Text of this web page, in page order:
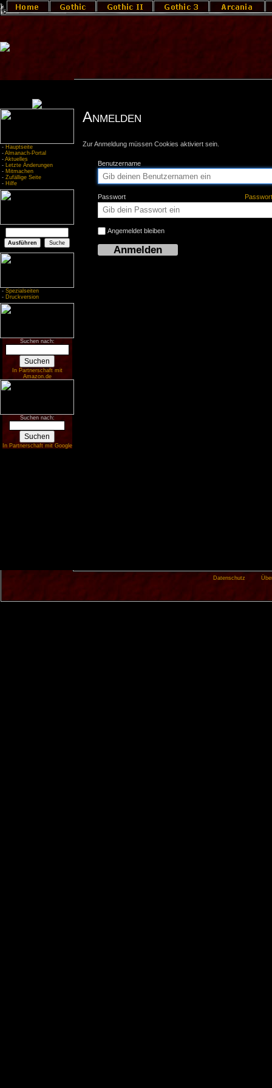
- Hauptseite
- Almanach-Portal
- Aktuelles
- Letzte Änderungen
- Mitmachen
- Zufällige Seite
- Hilfe
- Spezialseiten
- Druckversion
Suchen nach:
In Partnerschaft mit
Amazon.de
Suchen nach:
In Partnerschaft mit Google
Anmelden
Zur Anmeldung müssen Cookies aktiviert sein.
Benutzername
Passwort
Angemeldet bleiben
Datenschutz